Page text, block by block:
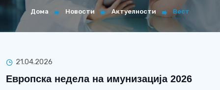
Дома Новости Актуелности Вест
21.04.2026
Европска недела на имунизација 2026